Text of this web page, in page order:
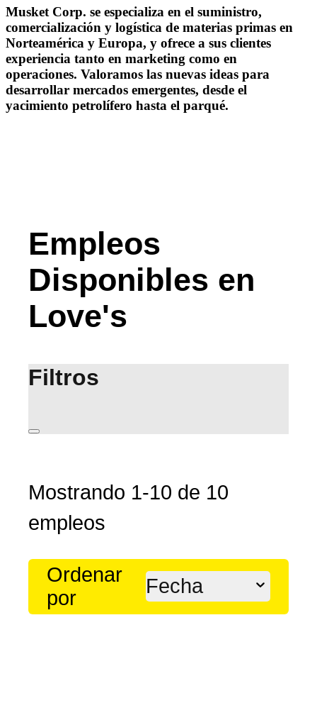
Musket Corp. se especializa en el suministro,
comercialización y logística de materias primas en
Norteamérica y Europa, y ofrece a sus clientes
experiencia tanto en marketing como en
operaciones. Valoramos las nuevas ideas para
desarrollar mercados emergentes, desde el
yacimiento petrolífero hasta el parqué.
Empleos
Disponibles en
Love's
Filtros
Mostrando 1-10 de 10
empleos
Ordenar
por
Fecha